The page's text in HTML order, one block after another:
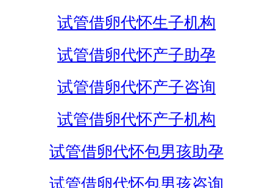
试管借卵代怀生子机构
试管借卵代怀产子助孕
试管借卵代怀产子咨询
试管借卵代怀产子机构
试管借卵代怀包男孩助孕
试管借卵代怀包男孩咨询